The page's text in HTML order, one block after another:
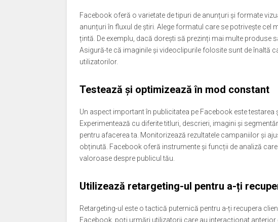
Facebook oferă o varietate de tipuri de anunțuri și formate
anunțuri în fluxul de știri. Alege formatul care se potrivește cel
țintă. De exemplu, dacă dorești să prezinți mai multe produse
Asigură-te că imaginile și videoclipurile folosite sunt de înaltă
utilizatorilor.
Testează și optimizează în mod constant
Un aspect important în publicitatea pe Facebook este
Experimentează cu diferite titluri, descrieri, imagini și
pentru afacerea ta. Monitorizează rezultatele campaniilor și
obținută. Facebook oferă instrumente și funcții de analiză
valoroase despre publicul tău.
Utilizează retargeting-ul pentru a-ți
Retargeting-ul este o tactică puternică pentru a-ți recupera
Facebook, poți urmări utilizatorii care au interacționat